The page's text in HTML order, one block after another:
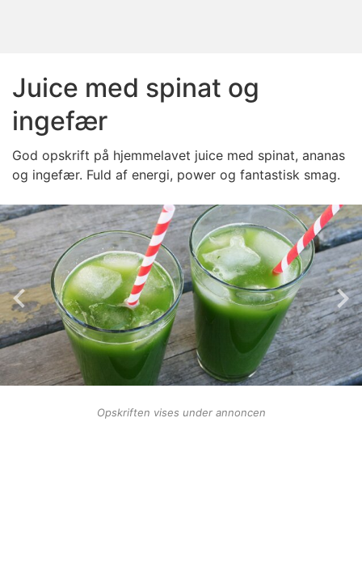
Juice med spinat og
ingefær
God opskrift på hjemmelavet juice med spinat, ananas
og ingefær. Fuld af energi, power og fantastisk smag.
Opskriften vises under annoncen